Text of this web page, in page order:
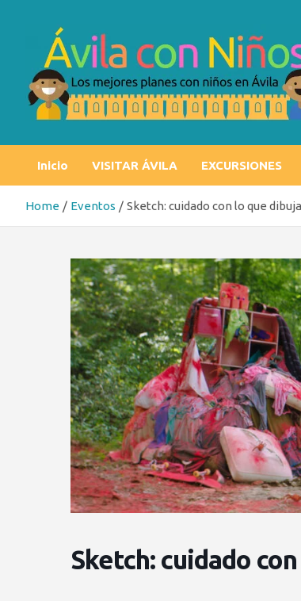
Inicio VISITAR ÁVILA EXCURSIONES
Home Eventos Sketch: cuidado con lo que
Sketch: cuidado